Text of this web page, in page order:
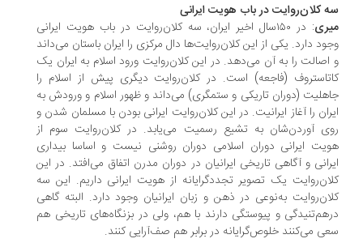
کلان‌روایت در باب هویت ایرانی
: در ۱۵۰سال اخیر ایران، سه کلان‌روایت در باب هویت ایرانی
دارد. یکی از این کلان‌روایت‌ها دال مرکزی را ایران باستان می‌داند
را به آن می‌دهد. در این کلان‌روایت ورود اسلام به ایران یک
(فاجعه) است. در کلان‌روایت دیگری پیش از اسلام را
(دوران تاریکی و ستمگری) می‌داند و ظهور اسلام و ورودش به
را آغاز ایرانیت. در این کلان‌روایت ایرانی بودن با مسلمان شدن و
آوردن‌شان به تشیع رسمیت می‌یابد. در کلان‌روایت سوم از
ایرانی دوران اسلامی دوران روشنی نیست و اساسا بیداری
و آگاهی تاریخی ایرانیان در دوران مدرن اتفاق می‌افتد. در این
یک تصویر تجددگرایانه از هویت ایرانی داریم. این سه
به‌نوعی در ذهن و زبان ایرانیان وجود دارد. البته گاهی
و پیوستگی دارند با هم، ولی در بزنگاه‌های تاریخی هم
می‌کنند خلوص‌گرایانه در برابر هم صف‌آرایی کنند.